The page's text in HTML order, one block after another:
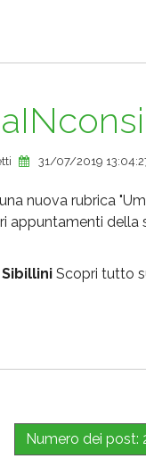
31/07/2019
nuova rubrica
appuntamenti della
Scopri tutto
Numero dei post: